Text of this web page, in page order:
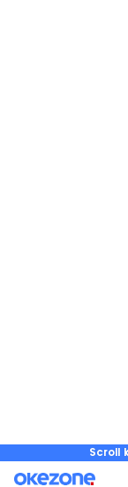
Scroll